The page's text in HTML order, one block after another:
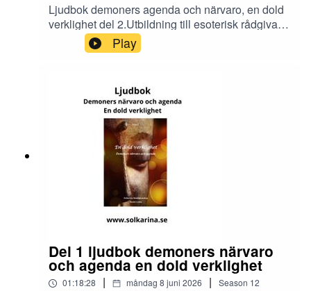
Ljudbok demoners agenda och närvaro, en dold
verklighet del 2.Utbildning till esoterisk rådgivare
och dimensionsmedium
https://solkarina.se/produkt/dimensionell-
https://www.facebook.com/groups/16251419920
40360.Solkarina Sinnligkunskap®
//.http://www.medireiki.sehttp://www.solkarina.seh
ttp://www.sannessens.se min digitala
kursgårdInstagram:
http://www.instagram.com/iamsolkarina.seFaceb
ook: https://www.facebook.com/profile.php?
id=61573215027349Youtube:
https://www.youtube.com/@solkarinaKalender:htt
ps://solkarina.se/kalender/
Play
Del 1 ljudbok demoners närvaro
och agenda en dold verklighet
01:18:28 | måndag 8 juni 2026 | Season 12